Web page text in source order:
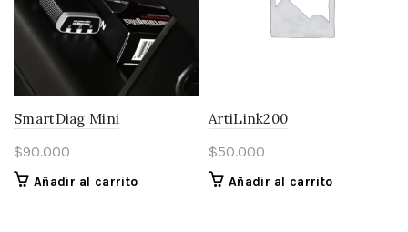
SmartDiag Mini
$90.000
Añadir al carrito
ArtiLink200
$50.000
Añadir al carrito